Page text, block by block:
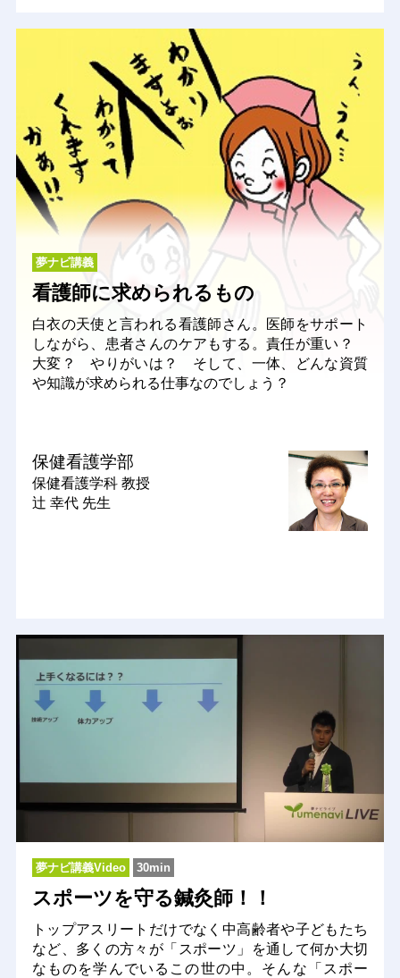
夢ナビ講義
看護師に求められるもの
白衣の天使と言われる看護師さん。医師をサポート
しながら、患者さんのケアもする。責任が重い？
大変？ やりがいは？ そして、一体、どんな資質
や知識が求められる仕事なのでしょう？
保健看護学部
保健看護学科 教授
辻 幸代 先生
夢ナビ講義Video 30min
スポーツを守る鍼灸師！！
トップアスリートだけでなく中高齢者や子どもたち
など、多くの方々が「スポーツ」を通して何か大切
なものを学んでいるこの世の中。そんな「スポー